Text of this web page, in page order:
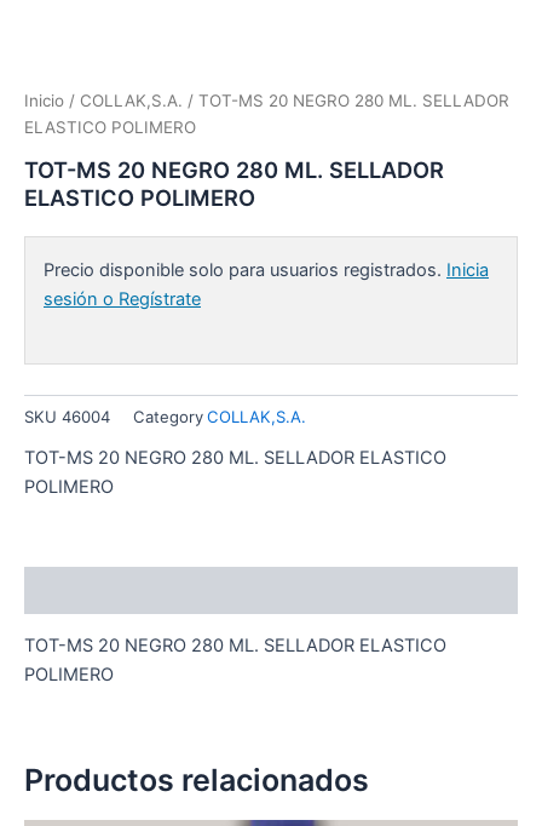
Inicio / COLLAK,S.A. / TOT-MS 20 NEGRO 280 ML. SELLADOR
ELASTICO POLIMERO
TOT-MS 20 NEGRO 280 ML. SELLADOR
ELASTICO POLIMERO
Precio disponible solo para usuarios registrados. Inicia
sesión o Regístrate
SKU 46004 CategoryCOLLAK,S.A.
TOT-MS 20 NEGRO 280 ML. SELLADOR ELASTICO
POLIMERO
TOT-MS 20 NEGRO 280 ML. SELLADOR ELASTICO
POLIMERO
Productos relacionados